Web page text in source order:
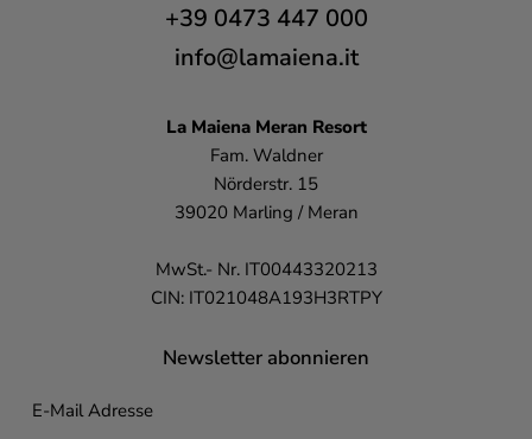
+39 0473 447 000
info@lamaiena.it
La MaienaMeran Resort
Fam. Waldner
Nörderstr. 15
39020 Marling / Meran
MwSt.- Nr. IT00443320213
CIN: IT021048A193H3RTPY
Newsletter abonnieren
E-Mail Adresse